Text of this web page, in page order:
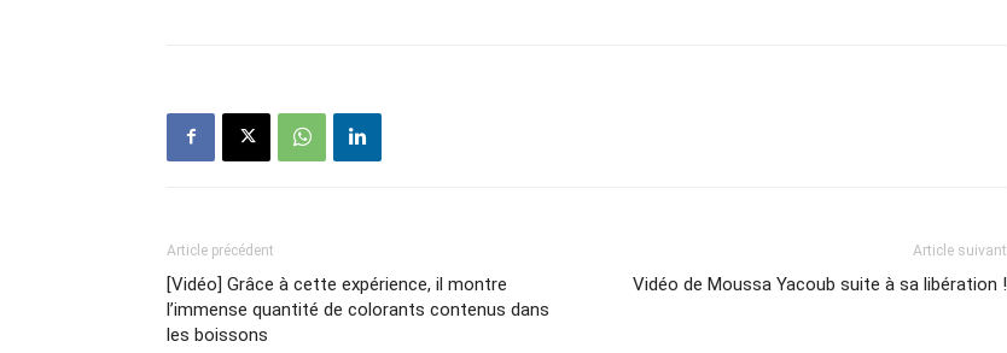
Article précédent
[Vidéo] Grâce à cette expérience, il montre
l’immense quantité de colorants contenus dans
les boissons
Article suivant
Vidéo de Moussa Yacoub suite à sa libération !